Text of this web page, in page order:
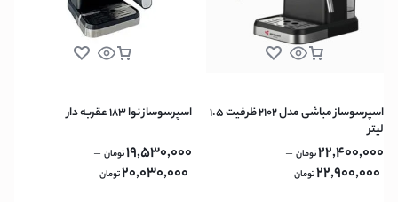
اسپرسوساز مباشی مدل 2102 ظرفیت ۱.۵
لیتر
22,400,000تومان –
22,900,000تومان
اسپرسوساز نوا 183 عقربه دار
19,530,000تومان –
20,030,000تومان